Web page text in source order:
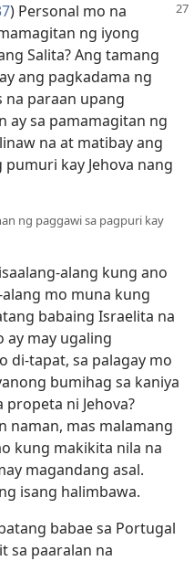
) Personal mo na
ng iyong
Salita? Ang tamang
ang pagkadama ng
na paraan upang
ay sa pamamagitan ng
na at matibay ang
kay Jehova nang
ng paggawi sa pagpuri kay
alang kung ano
mo muna kung
babaing Israelita na
ay may ugaling
di-tapat, sa palagay mo
bumihag sa kaniya
ni Jehova?
naman, mas malamang
kung makikita nila na
magandang asal.
isang halimbawa.
babae sa Portugal
sa paaralan na